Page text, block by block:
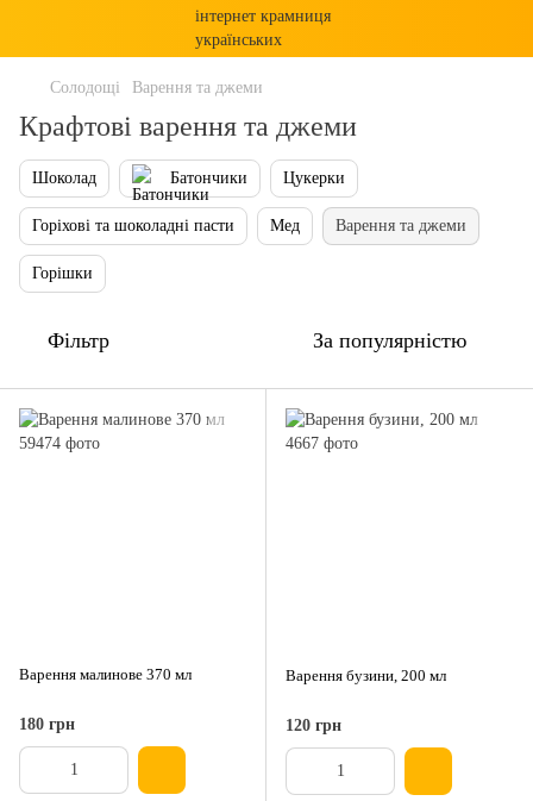
Солодощі Варення та джеми
Крафтові варення та джеми
Шоколад Батончики Цукерки
Горіхові та шоколадні пасти Мед Варення та джеми
Горішки
Фільтр За популярністю
Варення малинове 370 мл
180 грн
Варення бузини, 200 мл
120 грн